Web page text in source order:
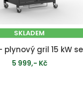
SKLADEM
5 999,- Kč